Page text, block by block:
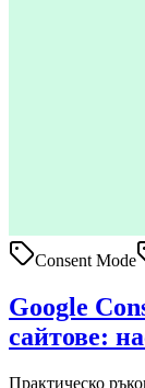
Consent Mode
Google
сайтове:
Практическо